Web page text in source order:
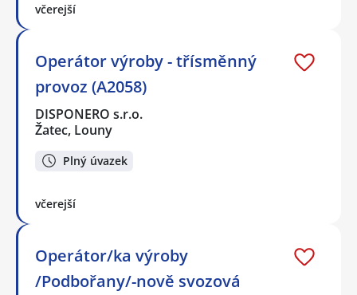
včerejší
Operátor výroby - třísměnný
provoz (A2058)
DISPONERO s.r.o.
Žatec, Louny
Plný úvazek
včerejší
Operátor/ka výroby
/Podbořany/-nově svozová